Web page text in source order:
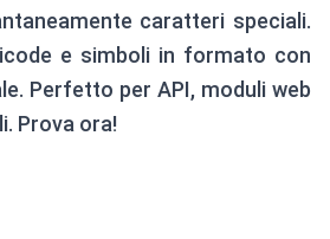
caratteri speciali.
e simboli in formato con
Perfetto per API, moduli web
Prova ora!